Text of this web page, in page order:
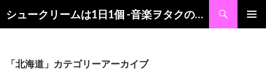
シュークリームは1日1個 -音楽ヲタクの食レポブログ-
索
ン「北海道」カテゴリーアーカイブ